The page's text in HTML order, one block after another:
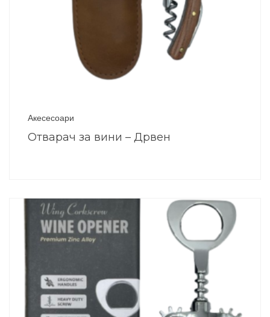
Акесесоари
Отварач за вини – Дрвен